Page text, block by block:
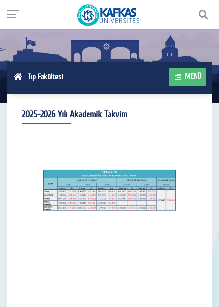
Tıp Fakültesi MENÜ
2025-2026 Yılı Akademik Takvim